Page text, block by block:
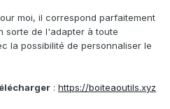
moi, il correspond parfaitement
sorte de l'adapter à toute
la possibilité de personnaliser le
: https://boiteaoutils.xyz